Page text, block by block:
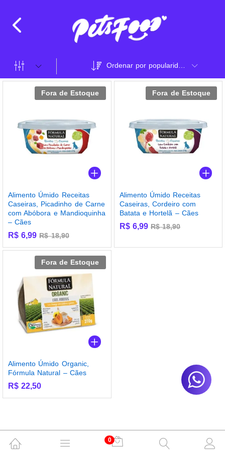
Fora de Estoque
Alimento Úmido Receitas
Caseiras, Picadinho de Carne
com Abóbora e Mandioquinha
– Cães
R$ 6,99 R$18,90
Fora de Estoque
Alimento Úmido Receitas
Caseiras, Cordeiro com
Batata e Hortelã – Cães
R$6,99 R$18,90
Fora de Estoque
Alimento Úmido Organic,
Fórmula Natural – Cães
R$ 22,50
0